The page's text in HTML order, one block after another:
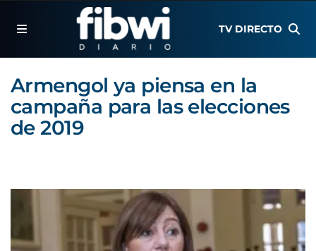
TV DIRECTO
Armengol ya piensa en la
campaña para las elecciones
de 2019